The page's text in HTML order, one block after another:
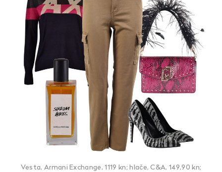
Vesta, Armani Exchange, 1119 kn; hlače, C&A, 149,90 kn;